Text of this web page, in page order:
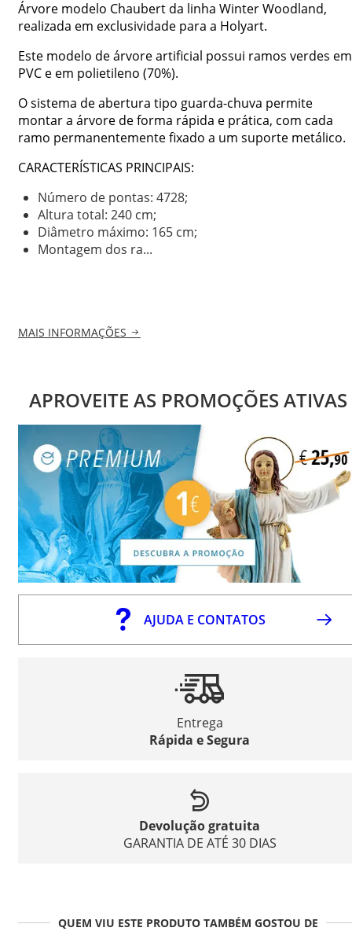
Árvore modelo Chaubert da linha Winter Woodland,
realizada em exclusividade para a Holyart.
Este modelo de árvore artificial possui ramos verdes em
PVC e em polietileno (70%).
O sistema de abertura tipo guarda-chuva permite
montar a árvore de forma rápida e prática, com cada
ramo permanentemente fixado a um suporte metálico.
CARACTERÍSTICAS PRINCIPAIS:
Número de pontas: 4728;
Altura total: 240 cm;
Diâmetro máximo: 165 cm;
Montagem dos ra...
MAIS INFORMAÇÕES
APROVEITE AS PROMOÇÕES ATIVAS
AJUDA E CONTATOS
Entrega
Rápida e Segura
Devolução gratuita
GARANTIA DE ATÉ 30 DIAS
QUEM VIU ESTE PRODUTO TAMBÉM GOSTOU DE